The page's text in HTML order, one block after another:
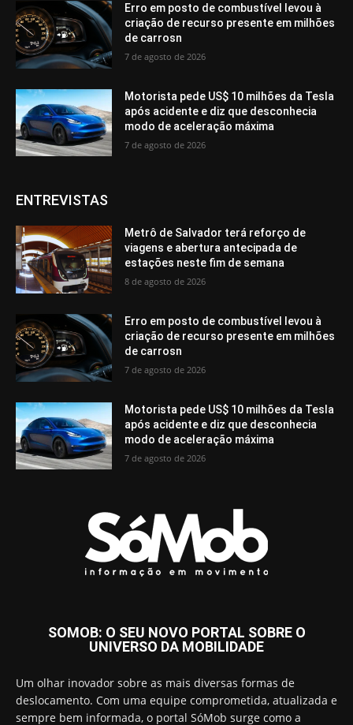
Erro em posto de combustível levou à
criação de recurso presente em milhões
de carrosn
7 de agosto de 2026
Motorista pede US$ 10 milhões da Tesla
após acidente e diz que desconhecia
modo de aceleração máxima
7 de agosto de 2026
ENTREVISTAS
Metrô de Salvador terá reforço de
viagens e abertura antecipada de
estações neste fim de semana
8 de agosto de 2026
Erro em posto de combustível levou à
criação de recurso presente em milhões
de carrosn
7 de agosto de 2026
Motorista pede US$ 10 milhões da Tesla
após acidente e diz que desconhecia
modo de aceleração máxima
7 de agosto de 2026
SOMOB: O SEU NOVO PORTAL SOBRE O
UNIVERSO DA MOBILIDADE
Um olhar inovador sobre as mais diversas formas de
deslocamento. Com uma equipe comprometida, atualizada e
sempre bem informada, o portal SóMob surge como a